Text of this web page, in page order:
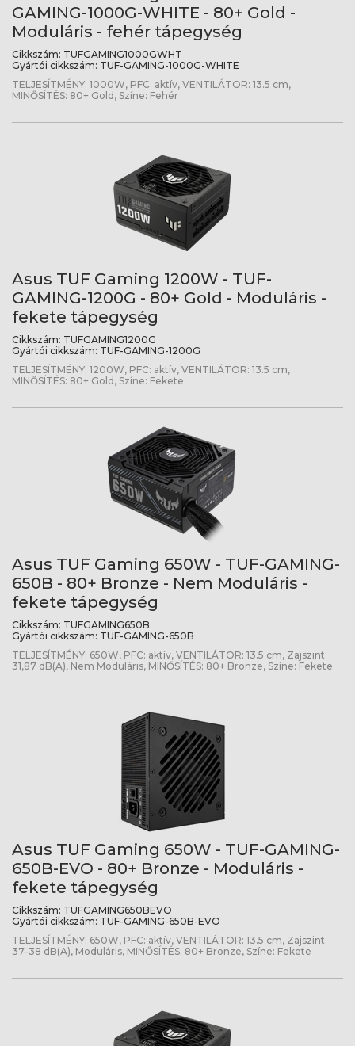
GAMING-1000G-WHITE - 80+ Gold -
Moduláris - fehér tápegység
Cikkszám: TUFGAMING1000GWHT
Gyártói cikkszám: TUF-GAMING-1000G-WHITE
TELJESÍTMÉNY: 1000W, PFC: aktív, VENTILÁTOR: 13.5 cm,
MINŐSÍTÉS: 80+ Gold, Színe: Fehér
Asus TUF Gaming 1200W - TUF-
GAMING-1200G - 80+ Gold - Moduláris -
fekete tápegység
Cikkszám: TUFGAMING1200G
Gyártói cikkszám: TUF-GAMING-1200G
TELJESÍTMÉNY: 1200W, PFC: aktív, VENTILÁTOR: 13.5 cm,
MINŐSÍTÉS: 80+ Gold, Színe: Fekete
Asus TUF Gaming 650W - TUF-GAMING-
650B - 80+ Bronze - Nem Moduláris -
fekete tápegység
Cikkszám: TUFGAMING650B
Gyártói cikkszám: TUF-GAMING-650B
TELJESÍTMÉNY: 650W, PFC: aktív, VENTILÁTOR: 13.5 cm, Zajszint:
31,87 dB(A), Nem Moduláris, MINŐSÍTÉS: 80+ Bronze, Színe: Fekete
Asus TUF Gaming 650W - TUF-GAMING-
650B-EVO - 80+ Bronze - Moduláris -
fekete tápegység
Cikkszám: TUFGAMING650BEVO
Gyártói cikkszám: TUF-GAMING-650B-EVO
TELJESÍTMÉNY: 650W, PFC: aktív, VENTILÁTOR: 13.5 cm, Zajszint:
37–38 dB(A), Moduláris, MINŐSÍTÉS: 80+ Bronze, Színe: Fekete